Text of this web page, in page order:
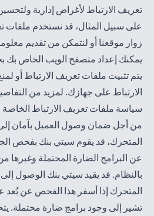
تعريف الارتباط لأغراض إدارية
على سبيل المثال، قد نستخدم ملفات
زوار موقعنا أو لنتمكن من تقديم
يمكنك إعداد متصفح الويب الخاص بك
يتم تثبيت ملفات تعريف الارتباط أو
الارتباط على جهازك. لمزيد من
سياسة ملفات تعريف الارتباط الخاصة
من أجل ضمان وصول العميل بآمان
المتحرك، قد يقوم سيتي بنك بفحص
عن البرامج الضارة المحتملة وغيرها
بالنظام. قد يقيد سيتي بنك الوصول
المتحرك إذا أسفر هذا الفحص عن
تشير إلى وجود برامج ضارة محتملة.